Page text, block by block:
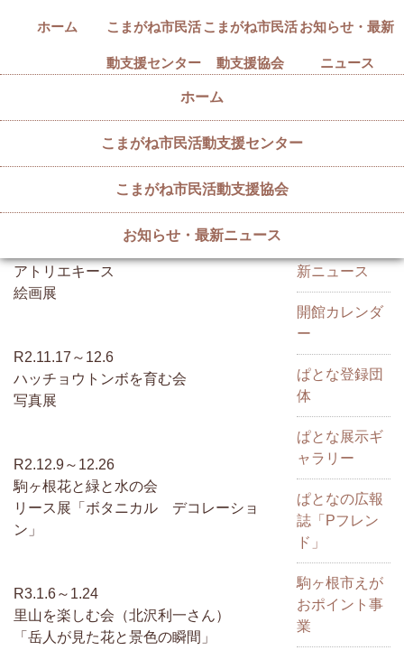
ホーム こまがね市民活
動支援センター
こまがね市民活
動支援協会
お知らせ・最新
ニュース
ホーム
こまがね市民活動支援センター
こまがね市民活動支援協会
お知らせ・最新ニュース
【R2年度 / 2020年度】展示実績
アトリエキース
絵画展
R2.11.17～12.6
ハッチョウトンボを育む会
写真展
R2.12.9～12.26
駒ヶ根花と緑と水の会
リース展「ボタニカル デコレーショ
ン」
R3.1.6～1.24
里山を楽しむ会（北沢利一さん）
「岳人が見た花と景色の瞬間」
新ニュース
開館カレンダ
ー
ぱとな登録団
体
ぱとな展示ギ
ャラリー
ぱとなの広報
誌「Pフレン
ド」
駒ヶ根市えが
おポイント事
業